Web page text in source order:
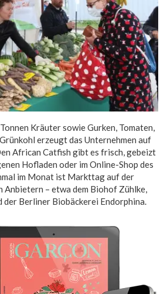
Kräuter sowie Gurken, Tomaten,
erzeugt das Unternehmen auf
African Catfish gibt es frisch, gebeizt
Hofladen oder im Online-Shop des
im Monat ist Markttag auf der
– etwa dem Biohof Zühlke,
der Berliner Biobäckerei Endorphina.